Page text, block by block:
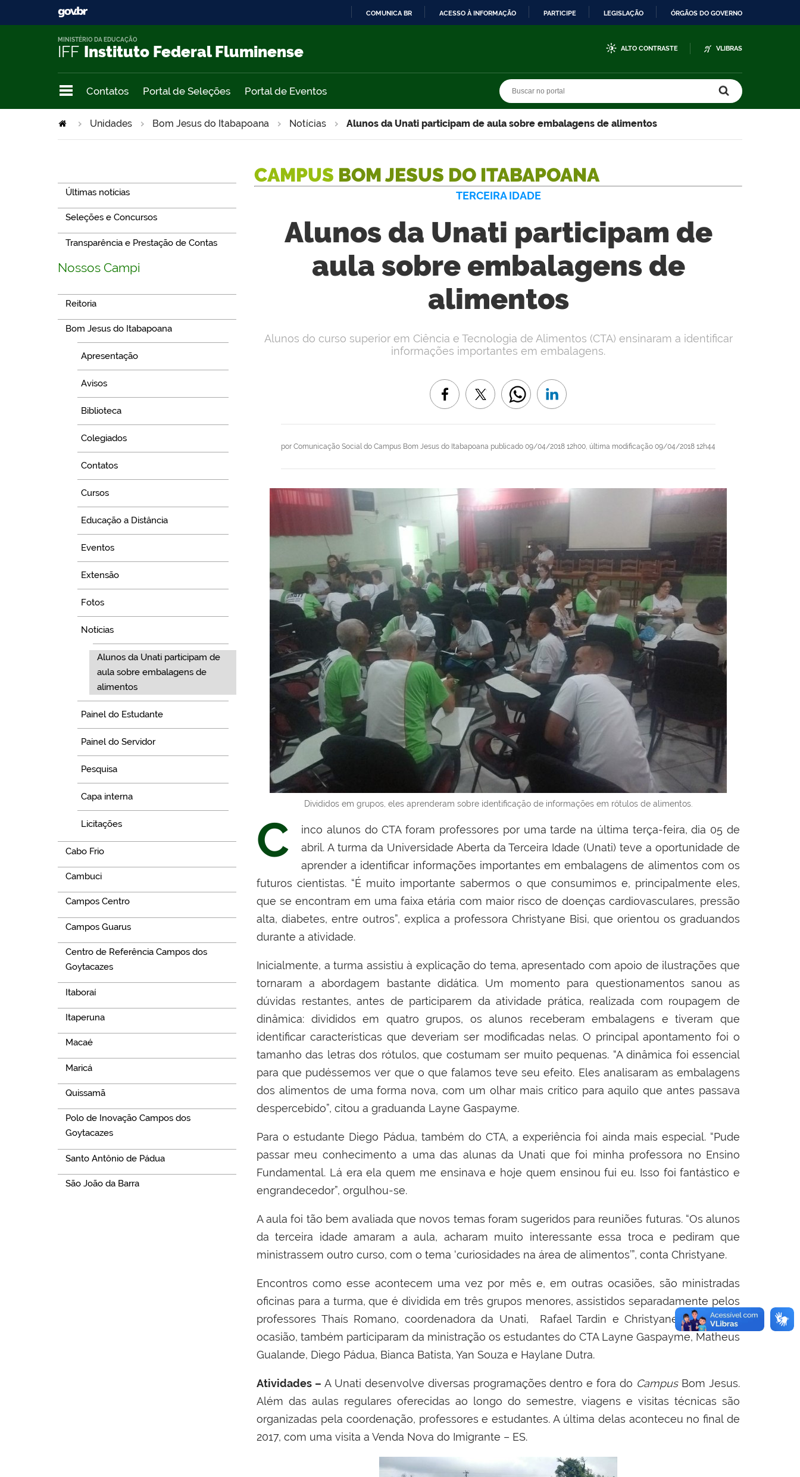
COMUNICA BR ACESSO À INFORMAÇÃO PARTICIPE LEGISLAÇÃO ÓRGÃOS DO GOVERNO
IFF Instituto Federal Fluminense
MINISTÉRIO DA EDUCAÇÃO
ALTO CONTRASTE VLIBRAS
Contatos Portal de Seleções Portal de Eventos
Unidades Bom Jesus do Itabapoana Notícias Alunos da Unati participam de aula sobre embalagens de alimentos
Últimas notícias
Seleções e Concursos
Transparência e Prestação de Contas
Nossos Campi
Reitoria
Bom Jesus do Itabapoana
Apresentação
Avisos
Biblioteca
Colegiados
Contatos
Cursos
Educação a Distância
Eventos
Extensão
Fotos
Notícias
Alunos da Unati participam de
aula sobre embalagens de
alimentos
Painel do Estudante
Painel do Servidor
Pesquisa
Capa interna
Licitações
Cabo Frio
Cambuci
Campos Centro
Campos Guarus
Centro de Referência Campos dos
Goytacazes
Itaboraí
Itaperuna
Macaé
Maricá
Quissamã
Polo de Inovação Campos dos
Goytacazes
Santo Antônio de Pádua
São João da Barra
CAMPUS BOM JESUS DO ITABAPOANA
TERCEIRA IDADE
Alunos da Unati participam de
aula sobre embalagens de
alimentos
por Comunicação Social do Campus Bom Jesus do Itabapoana publicado 09/04/2018 12h00, última modificação 09/04/2018 12h44
Alunos do curso superior em Ciência e Tecnologia de Alimentos (CTA) ensinaram a identificar
informações importantes em embalagens.
Divididos em grupos, eles aprenderam sobre identificação de informações em rótulos de alimentos.
C
inco alunos do CTA foram professores por uma tarde na última terça-feira, dia 05 de
abril. A turma da Universidade Aberta da Terceira Idade (Unati) teve a oportunidade de
aprender a identificar informações importantes em embalagens de alimentos com os
futuros cientistas. “É muito importante sabermos o que consumimos e, principalmente eles,
que se encontram em uma faixa etária com maior risco de doenças cardiovasculares, pressão
alta, diabetes, entre outros”, explica a professora Christyane Bisi, que orientou os graduandos
durante a atividade.
Inicialmente, a turma assistiu à explicação do tema, apresentado com apoio de ilustrações que
tornaram a abordagem bastante didática. Um momento para questionamentos sanou as
dúvidas restantes, antes de participarem da atividade prática, realizada com roupagem de
dinâmica: divididos em quatro grupos, os alunos receberam embalagens e tiveram que
identificar características que deveriam ser modificadas nelas. O principal apontamento foi o
tamanho das letras dos rótulos, que costumam ser muito pequenas. “A dinâmica foi essencial
para que pudéssemos ver que o que falamos teve seu efeito. Eles analisaram as embalagens
dos alimentos de uma forma nova, com um olhar mais crítico para aquilo que antes passava
despercebido”, citou a graduanda Layne Gaspayme.
Para o estudante Diego Pádua, também do CTA, a experiência foi ainda mais especial. “Pude
passar meu conhecimento a uma das alunas da Unati que foi minha professora no Ensino
Fundamental. Lá era ela quem me ensinava e hoje quem ensinou fui eu. Isso foi fantástico e
engrandecedor”, orgulhou-se.
Aaula foi tão bem avaliada que novos temas foram sugeridos para reuniões futuras. “Os alunos
da terceira idade amaram a aula, acharam muito interessante essa troca e pediram que
ministrassem outro curso, com o tema ‘curiosidades na área de alimentos’”, conta Christyane.
Encontros como esse acontecem uma vez por mês e, em outras ocasiões, são ministradas
oficinas para a turma, que é dividida em três grupos menores, assistidos separadamente pelos
professores Thaís Romano, coordenadora da Unati, Rafael Tardin e Christyane Bisi. Nessa
ocasião, também participaram da ministração os estudantes do CTA Layne Gaspayme, Matheus
Gualande, Diego Pádua, Bianca Batista, Yan Souza e Haylane Dutra.
Atividades – A Unati desenvolve diversas programações dentro e fora do Campus Bom Jesus.
Além das aulas regulares oferecidas ao longo do semestre, viagens e visitas técnicas são
organizadas pela coordenação, professores e estudantes. A última delas aconteceu no final de
2017, com uma visita a Venda Nova do Imigrante – ES.